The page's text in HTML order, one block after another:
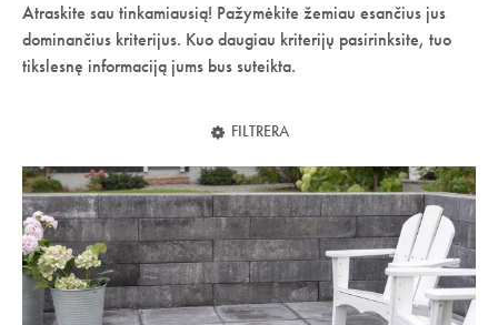
Atraskite sau tinkamiausią! Pažymėkite žemiau esančius jus
dominančius kriterijus. Kuo daugiau kriterijų pasirinksite, tuo
tikslesnę informaciją jums bus suteikta.
FILTRERA